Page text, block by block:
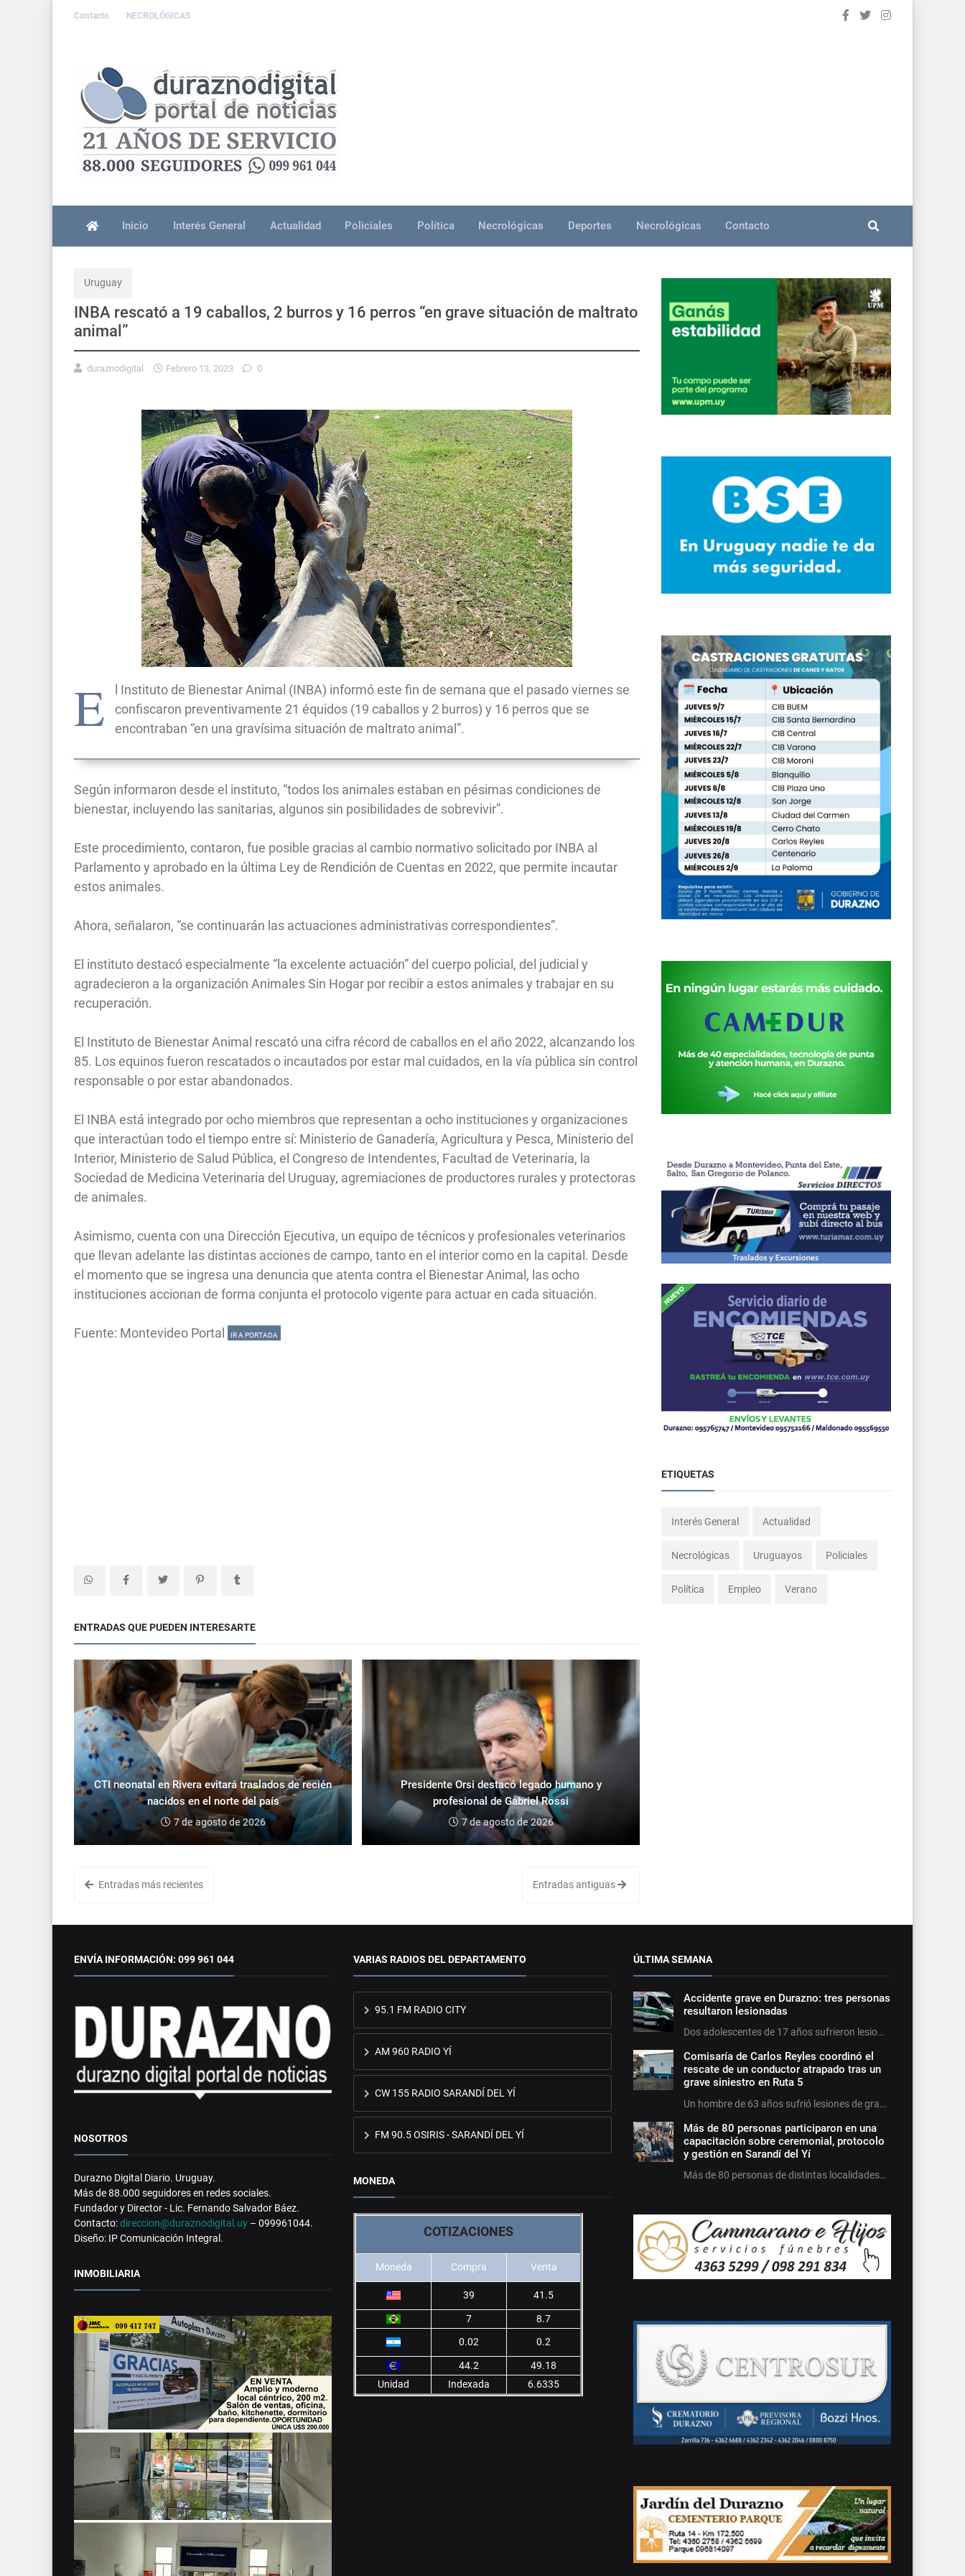
Contacto NECROLÓGICAS
Inicio Interés General Actualidad Policiales Política Necrológicas Deportes Necrológicas Contacto
Uruguay
INBA rescató a 19 caballos, 2 burros y 16 perros “en grave situación de maltrato
animal”
duraznodigital Febrero 13, 2023 0
E
l Instituto de Bienestar Animal (INBA) informó este fin de semana que el pasado viernes se
confiscaron preventivamente 21 équidos (19 caballos y 2 burros) y 16 perros que se
encontraban “en una gravísima situación de maltrato animal”.
Según informaron desde el instituto, “todos los animales estaban en pésimas condiciones de
bienestar, incluyendo las sanitarias, algunos sin posibilidades de sobrevivir”.
Este procedimiento, contaron, fue posible gracias al cambio normativo solicitado por INBA al
Parlamento y aprobado en la última Ley de Rendición de Cuentas en 2022, que permite incautar
estos animales.
Ahora, señalaron, “se continuarán las actuaciones administrativas correspondientes”.
El instituto destacó especialmente “la excelente actuación” del cuerpo policial, del judicial y
agradecieron a la organización Animales Sin Hogar por recibir a estos animales y trabajar en su
recuperación.
El Instituto de Bienestar Animal rescató una cifra récord de caballos en el año 2022, alcanzando los
85. Los equinos fueron rescatados o incautados por estar mal cuidados, en la vía pública sin control
responsable o por estar abandonados.
El INBA está integrado por ocho miembros que representan a ocho instituciones y organizaciones
que interactúan todo el tiempo entre sí: Ministerio de Ganadería, Agricultura y Pesca, Ministerio del
Interior, Ministerio de Salud Pública, el Congreso de Intendentes, Facultad de Veterinaria, la
Sociedad de Medicina Veterinaria del Uruguay, agremiaciones de productores rurales y protectoras
de animales.
Asimismo, cuenta con una Dirección Ejecutiva, un equipo de técnicos y profesionales veterinarios
que llevan adelante las distintas acciones de campo, tanto en el interior como en la capital. Desde
el momento que se ingresa una denuncia que atenta contra el Bienestar Animal, las ocho
instituciones accionan de forma conjunta el protocolo vigente para actuar en cada situación.
Fuente: Montevideo Portal IR A PORTADA
ENTRADAS QUE PUEDEN INTERESARTE
CTI neonatal en Rivera evitará traslados de recién
nacidos en el norte del país
7 de agosto de 2026
Presidente Orsi destacó legado humano y
profesional de Gabriel Rossi
7 de agosto de 2026
Entradas más recientes Entradas antiguas
ETIQUETAS
Interés General Actualidad
Necrológicas Uruguayos Policiales
Política Empleo Verano
ENVÍA INFORMACIÓN: 099 961 044
NOSOTROS
Durazno Digital Diario. Uruguay.
Más de 88.000 seguidores en redes sociales.
Fundador y Director - Lic. Fernando Salvador Báez.
Contacto:direccion@duraznodigital.uy – 099961044.
Diseño: IP Comunicación Integral.
INMOBILIARIA
VARIAS RADIOS DEL DEPARTAMENTO
95.1 FM RADIO CITY
AM 960 RADIO YÍ
CW 155 RADIO SARANDÍ DEL YÍ
FM 90.5 OSIRIS - SARANDÍ DEL YÍ
MONEDA
COTIZACIONES
Moneda Compra Venta
39 41.5
7
8.7
0.02
0.2
44.2
49.18
Unidad
Indexada 6.6335
ÚLTIMA SEMANA
Accidente grave en Durazno: tres personas
resultaron lesionadas
Dos adolescentes de 17 años sufrieron lesio…
Comisaría de Carlos Reyles coordinó el
rescate de un conductor atrapado tras un
grave siniestro en Ruta 5
Un hombre de 63 años sufrió lesiones de gra…
Más de 80 personas participaron en una
capacitación sobre ceremonial, protocolo
y gestión en Sarandí del Yí
Más de 80 personas de distintas localidades…